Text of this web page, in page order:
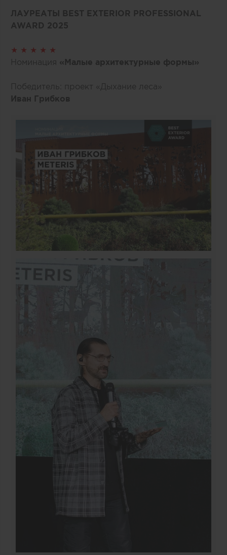
ЛАУРЕАТЫ BEST EXTERIOR PROFESSIONAL
AWARD 2025
★ ★ ★ ★ ★
Номинация «Малые архитектурные формы»
Победитель: проект «Дыхание леса»
Иван Грибков